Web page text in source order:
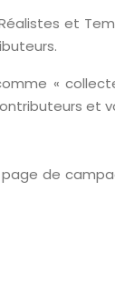
et
«
et
de